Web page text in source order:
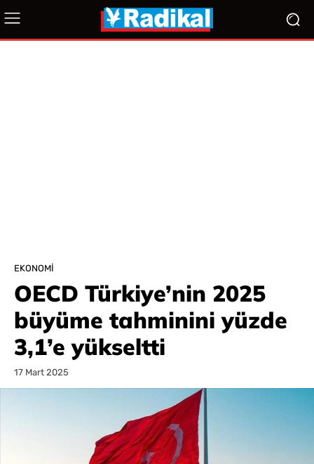
EKONOMI
OECD Türkiye’nin 2025
büyüme tahminini yüzde
3,1’e yükseltti
17 Mart 2025